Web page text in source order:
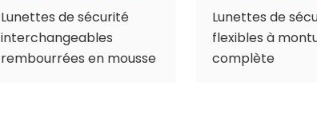
Lunettes de sécurité
interchangeables
rembourrées en mousse
Lunettes de
flexibles à
complète